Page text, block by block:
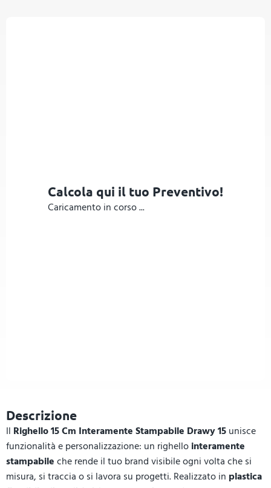
Calcola qui il tuo Preventivo!
Caricamento in corso ...
Descrizione
Il Righello 15 Cm Interamente Stampabile Drawy 15unisce
funzionalità e personalizzazione: un righellointeramente
stampabileche rende il tuo brand visibile ogni volta che si
misura, si traccia o si lavora su progetti. Realizzato in plastica